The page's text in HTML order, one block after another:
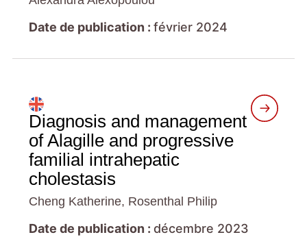
Date de publication : février 2024
Diagnosis and management
of Alagille and progressive
familial intrahepatic
cholestasis
Cheng Katherine, Rosenthal Philip
Date de publication : décembre 2023